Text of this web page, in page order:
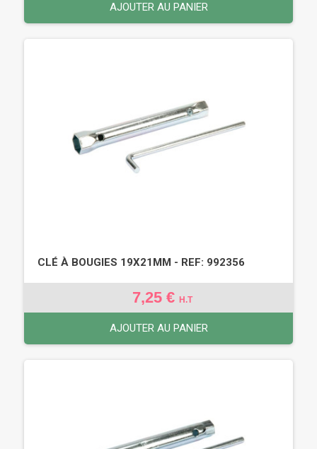
AJOUTER AU PANIER
CLÉ À BOUGIES 19X21MM - REF: 992356
7,25 € H.T
AJOUTER AU PANIER